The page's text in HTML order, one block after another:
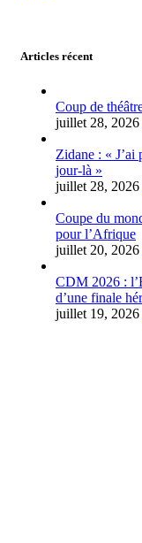
Articles récent
Coup de
juillet 28, 2026
Zidane : « J’ai
jour-là »
juillet 28, 2026
Coupe du
pour l’Afrique
juillet 20, 2026
CDM 2026 :
d’une finale
juillet 19, 2026